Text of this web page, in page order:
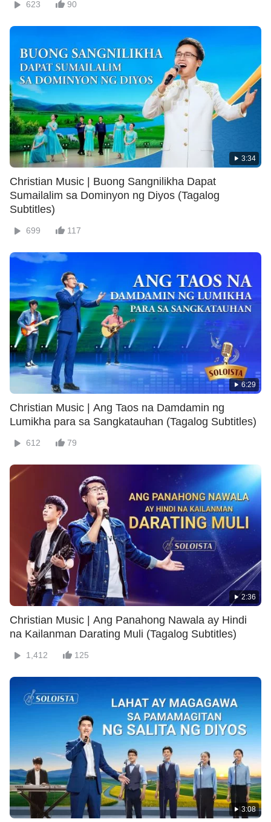
623 90
3:34
Christian Music | Buong Sangnilikha Dapat
Sumailalim sa Dominyon ng Diyos (Tagalog
Subtitles)
699 117
6:29
Christian Music | Ang Taos na Damdamin ng
Lumikha para sa Sangkatauhan (Tagalog Subtitles)
612 79
2:36
Christian Music | Ang Panahong Nawala ay Hindi
na Kailanman Darating Muli (Tagalog Subtitles)
1,412 125
3:08